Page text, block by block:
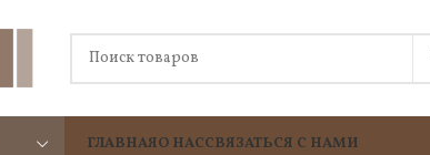
ГЛАВНАЯО НАССВЯЗАТЬСЯ С НАМИ